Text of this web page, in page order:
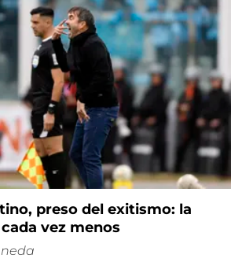
preso del exitismo: la
vez menos